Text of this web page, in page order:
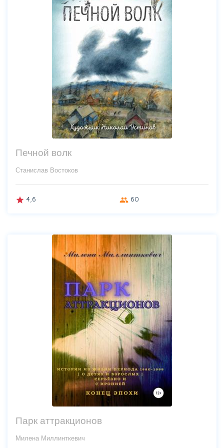
Печной волк
Станислав Востоков
grade 4,6 group 60
Парк аттракционов
Милена Миллинткевич